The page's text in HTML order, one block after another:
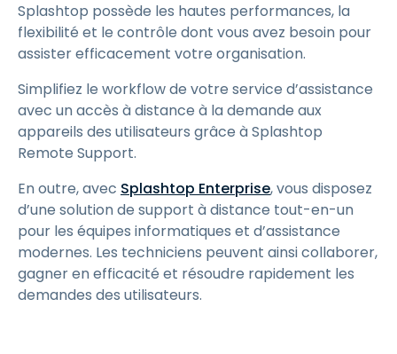
Splashtop possède les hautes performances, la
flexibilité et le contrôle dont vous avez besoin pour
assister efficacement votre organisation.
Simplifiez le workflow de votre service d’assistance
avec un accès à distance à la demande aux
appareils des utilisateurs grâce à Splashtop
Remote Support.
En outre, avec Splashtop Enterprise, vous disposez
d’une solution de support à distance tout-en-un
pour les équipes informatiques et d’assistance
modernes. Les techniciens peuvent ainsi collaborer,
gagner en efficacité et résoudre rapidement les
demandes des utilisateurs.